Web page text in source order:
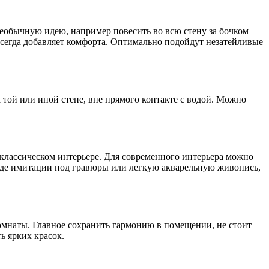
идею, например повесить во всю стену за бочком
добавляет комфорта. Оптимально подойдут незатейливые
или иной стене, вне прямого контакте с водой. Можно
интерьере. Для современного интерьера можно
имитации под гравюры или легкую акварельную живопись,
Главное сохранить гармонию в помещении, не стоит
ярких красок.